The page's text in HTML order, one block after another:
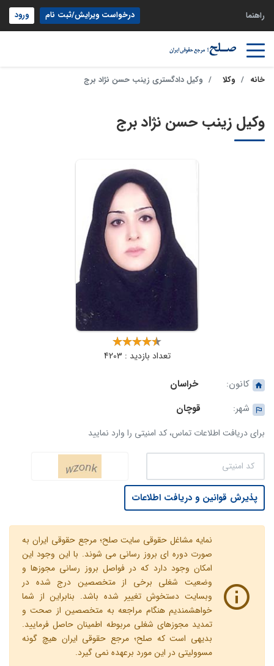
راهنما درخواست ویرایش/ثبت نام ورود
خانه وکلا وکیل دادگستری زینب حسن نژاد برج
وکیل زینب حسن نژاد برج
تعداد بازدید : 4203
کانون:
خراسان
شهر:
قوچان
برای دریافت اطلاعات تماس، کد امنیتی را وارد نمایید
پذیرش قوانین و دریافت اطلاعات
نمایه مشاغل حقوقی سایت صلح؛ مرجع حقوقی ایران به
صورت دوره ای بروز رسانی می شوند. با این وجود این
امکان وجود دارد که در فواصل بروز رسانی مجوزها و
وضعیت شغلی برخی از متخصصین درج شده در
وبسایت دستخوش تغییر شده باشد. بنابراین از شما
خواهشمندیم هنگام مراجعه به متخصصین از صحت و
تمدید مجوزهای شغلی مربوطه اطمینان حاصل فرمایید.
بدیهی است که صلح؛ مرجع حقوقی ایران هیچ گونه
مسوولیتی در این مورد برعهده نمی گیرد.